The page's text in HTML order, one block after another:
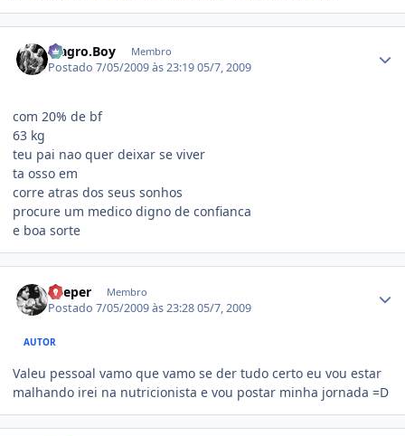
Magro.Boy Membro
Postado7/05/2009 às 23:1905/7, 2009
com 20% de bf
63 kg
teu pai nao quer deixar se viver
ta osso em
corre atras dos seus sonhos
procure um medico digno de confianca
e boa sorte
Keeper Membro
Postado7/05/2009 às 23:2805/7, 2009
AUTOR
Valeu pessoal vamo que vamo se der tudo certo eu vou estar
malhando irei na nutricionista e vou postar minha jornada =D